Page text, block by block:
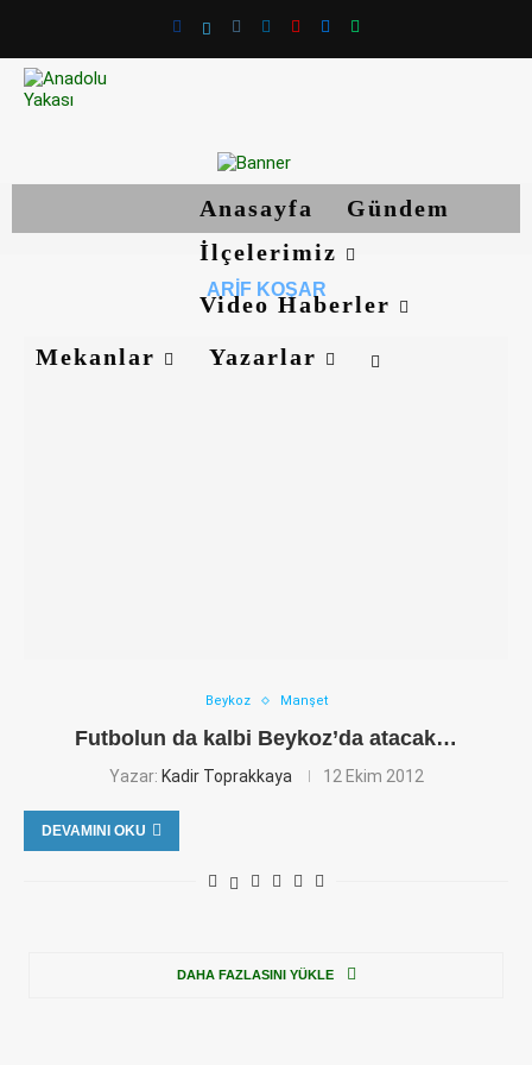
Anasayfa
Gündem
İlçelerimiz
Video Haberler
Mekanlar
Yazarlar
ARIF KOŞAR
Beykoz Manşet
Futbolun da kalbi Beykoz’da atacak…
Yazar: Kadir Toprakkaya 12 Ekim 2012
DEVAMINI OKU
DAHA FAZLASINI YÜKLE